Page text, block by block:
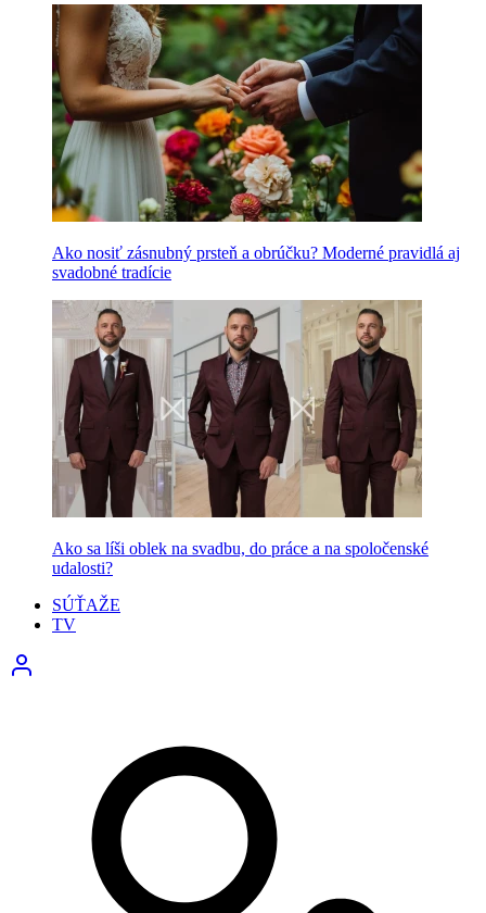
Ako nosiť zásnubný prsteň a obrúčku? Moderné pravidlá aj
svadobné tradície
Ako sa líši oblek na svadbu, do práce a na spoločenské
udalosti?
SÚŤAŽE
TV